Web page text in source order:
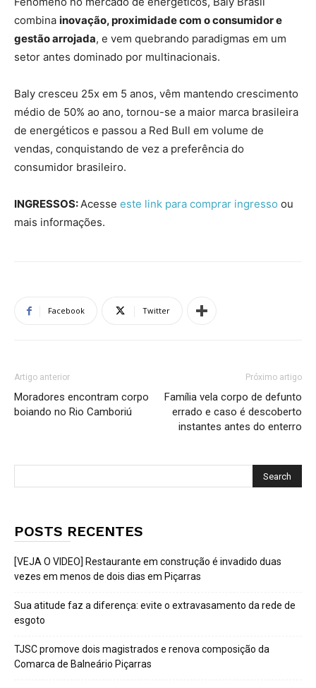
combina inovação, proximidade com o consumidor e
gestão arrojada, e vem quebrando paradigmas em um
setor antes dominado por multinacionais.
Baly cresceu 25x em 5 anos, vêm mantendo crescimento
médio de 50% ao ano, tornou-se a maior marca brasileira
de energéticos e passou a Red Bull em volume de
vendas, conquistando de vez a preferência do
consumidor brasileiro.
INGRESSOS:Acesse este link para comprar ingresso ou
mais informações.
Facebook Twitter
Artigo anterior
Moradores encontram corpo
boiando no Rio Camboriú
Próximo artigo
Família vela corpo de defunto
errado e caso é descoberto
instantes antes do enterro
POSTS RECENTES
[VEJA O VIDEO] Restaurante em construção é invadido duas
vezes em menos de dois dias em Piçarras
Sua atitude faz a diferença: evite o extravasamento da rede de
esgoto
TJSC promove dois magistrados e renova composição da
Comarca de Balneário Piçarras